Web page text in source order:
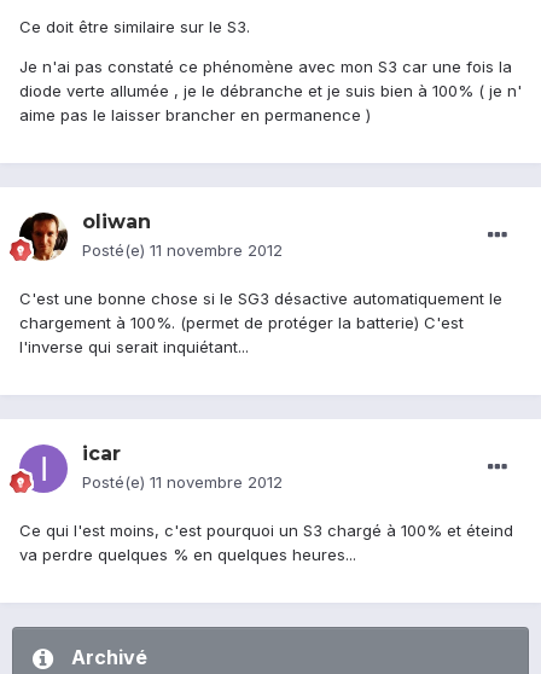
Ce doit être similaire sur le S3.
Je n'ai pas constaté ce phénomène avec mon S3 car une fois la
diode verte allumée , je le débranche et je suis bien à 100% ( je n'
aime pas le laisser brancher en permanence )
oliwan
Posté(e) 11 novembre 2012
C'est une bonne chose si le SG3 désactive automatiquement le
chargement à 100%. (permet de protéger la batterie) C'est
l'inverse qui serait inquiétant...
icar
Posté(e) 11 novembre 2012
Ce qui l'est moins, c'est pourquoi un S3 chargé à 100% et éteind
va perdre quelques % en quelques heures...
Archivé